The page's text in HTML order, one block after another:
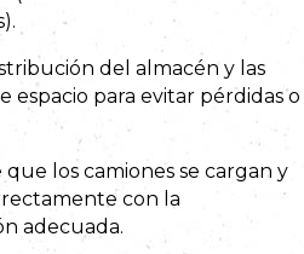
del almacén y las
espacio para evitar pérdidas o
que los camiones se cargan y
con la
adecuada.